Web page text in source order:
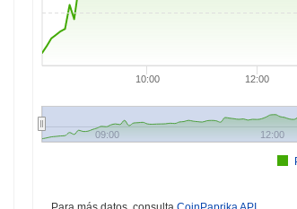
10:00 12:00
09:00 12:00